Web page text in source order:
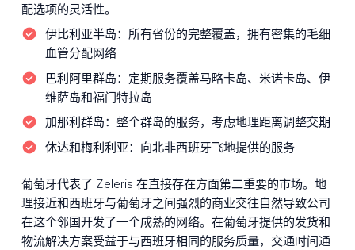
配选项的灵活性。
伊比利亚半岛： 所有省份的完整覆盖，拥有密集的毛细
血管分配网络
巴利阿里群岛： 定期服务覆盖马略卡岛、米诺卡岛、伊
维萨岛和福门特拉岛
加那利群岛： 整个群岛的服务，考虑地理距离调整交期
休达和梅利利亚： 向北非西班牙飞地提供的服务
葡萄牙代表了 Zeleris 在直接存在方面第二重要的市场。地
理接近和西班牙与葡萄牙之间强烈的商业交往自然导致公司
在这个邻国开发了一个成熟的网络。在葡萄牙提供的发货和
物流解决方案受益于与西班牙相同的服务质量，交通时间通